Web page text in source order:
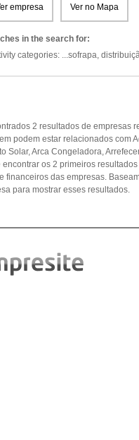
empresa Ver no Mapa
in the search for:
categories: ...sofrapa,
2 resultados de empresas
podem estar relacionados com
Solar, Arca Congeladora,
encontrar os 2 primeiros
financeiros das empresas.
para mostrar esses resultados.